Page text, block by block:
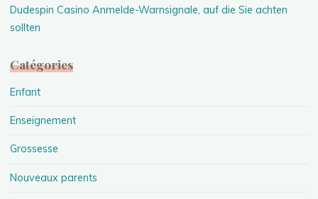
Dudespin Casino Anmelde-Warnsignale, auf die Sie achten
sollten
Catégories
Enfant
Enseignement
Grossesse
Nouveaux parents